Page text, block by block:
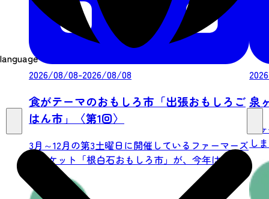
language
2026/08/08-2026/08/08
食がテーマのおもしろ市「出張おもしろご
はん市」〈第1回〉
3月～12月の第3土曜日に開催しているファーマーズ
マーケット「根白石おもしろ市」が、今年は泉区...
泉
泉
し